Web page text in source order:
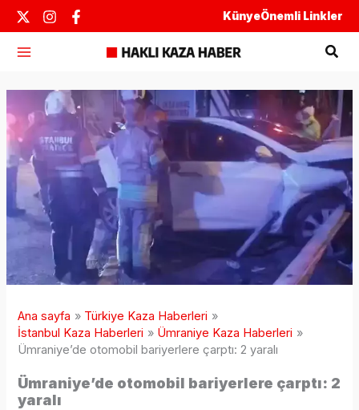
İçeriğe
atla
KünyeÖnemli Linkler
Ana sayfa
Türkiye Kaza Haberleri
İstanbul Kaza Haberleri
Ümraniye Kaza Haberleri
Ümraniye’de otomobil bariyerlere çarptı: 2 yaralı
Ümraniye’de otomobil bariyerlere çarptı: 2
yaralı